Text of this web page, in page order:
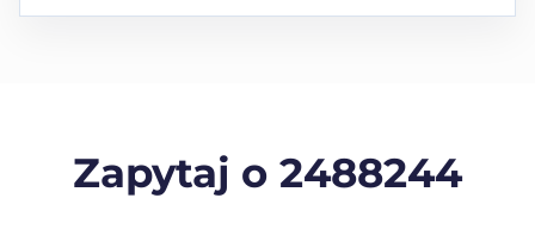
Zapytaj o 2488244